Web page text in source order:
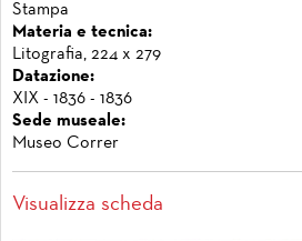
Stampa
Materia e tecnica:
Litografia, 224 x 279
Datazione:
XIX - 1836 - 1836
Sede museale:
Museo Correr
Visualizza scheda